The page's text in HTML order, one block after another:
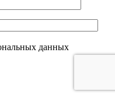
данных